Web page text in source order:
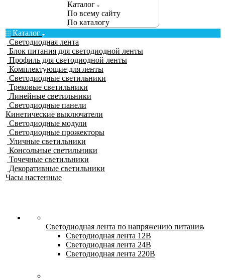
Каталог
По всему сайту
По каталогу
Каталог
Светодиодная лента
Блок питания для светодиодной ленты
Профиль для светодиодной ленты
Комплектующие для ленты
Светодиодные светильники
Трековые светильники
Линейные светильники
Светодиодные панели
Кинетические выключатели
Светодиодные модули
Светодиодные прожекторы
Уличные светильники
Консольные светильники
Точечные светильники
Декоративные светильники
Часы настенные
Светодиодная лента по напряжению питания
Светодиодная лента 12В
Светодиодная лента 24В
Светодиодная лента 220В